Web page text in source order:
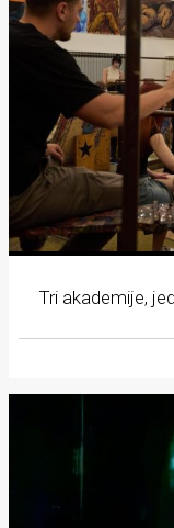
Tri akademije,